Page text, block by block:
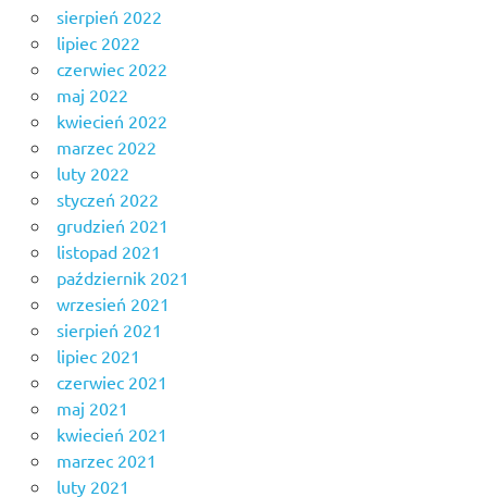
sierpień 2022
lipiec 2022
czerwiec 2022
maj 2022
kwiecień 2022
marzec 2022
luty 2022
styczeń 2022
grudzień 2021
listopad 2021
październik 2021
wrzesień 2021
sierpień 2021
lipiec 2021
czerwiec 2021
maj 2021
kwiecień 2021
marzec 2021
luty 2021